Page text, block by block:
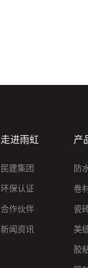
走进雨虹
民建集团
环保认证
合作伙伴
新闻资讯
产
防
卷
瓷
美
胶